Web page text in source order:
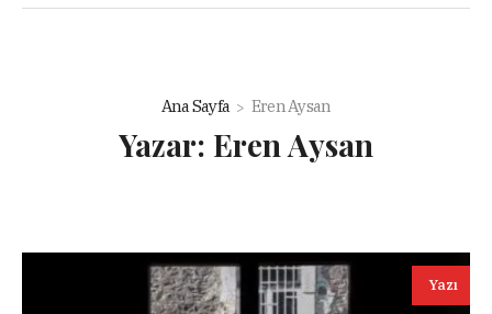
Ana Sayfa Eren Aysan
Yazar: Eren Aysan
Yazı